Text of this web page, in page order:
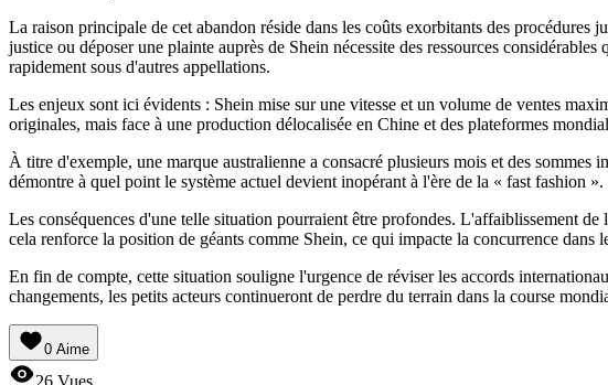
La raison principale de cet abandon réside dans les coûts exorbitants des
justice ou déposer une plainte auprès de Shein nécessite des ressources
rapidement sous d'autres appellations.
Les enjeux sont ici évidents : Shein mise sur une vitesse et un volume de ventes
originales, mais face à une production délocalisée en Chine et des plateformes
À titre d'exemple, une marque australienne a consacré plusieurs mois et des
démontre à quel point le système actuel devient inopérant à l'ère de la « fast fashion ».
Les conséquences d'une telle situation pourraient être profondes. L'affaiblissement
cela renforce la position de géants comme Shein, ce qui impacte la concurrence dans
En fin de compte, cette situation souligne l'urgence de réviser les accords
changements, les petits acteurs continueront de perdre du terrain dans la course
0 Aime
26 Vues